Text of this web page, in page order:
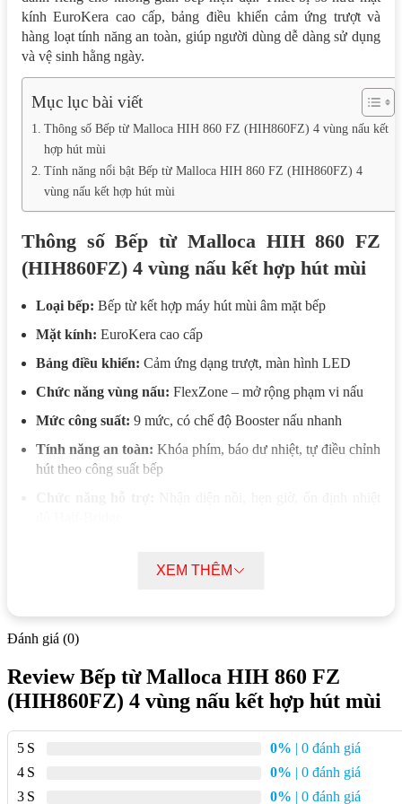
kính EuroKera cao cấp, bảng điều khiển cảm ứng trượt và
hàng loạt tính năng an toàn, giúp người dùng dễ dàng sử dụng
và vệ sinh hằng ngày.
Mục lục bài viết
Thông số Bếp từ Malloca HIH 860 FZ (HIH860FZ) 4 vùng nấu kết
hợp hút mùi
Tính năng nổi bật Bếp từ Malloca HIH 860 FZ (HIH860FZ) 4
vùng nấu kết hợp hút mùi
Thông số Bếp từ Malloca HIH 860 FZ
(HIH860FZ) 4 vùng nấu kết hợp hút mùi
Loại bếp: Bếp từ kết hợp máy hút mùi âm mặt bếp
Mặt kính: EuroKera cao cấp
Bảng điều khiển: Cảm ứng dạng trượt, màn hình LED
Chức năng vùng nấu: FlexZone – mở rộng phạm vi nấu
Mức công suất: 9 mức, có chế độ Booster nấu nhanh
Tính năng an toàn: Khóa phím, báo dư nhiệt, tự điều chỉnh
hút theo công suất bếp
750 m³/h
Lưới lọc:
ngoài
Công suất vùng nấu:3.3kW (Ø200×2) + 3.3kW (Ø200×2)
W860 x D520 x H230mm
XEM THÊM
Đánh giá (0)
Review Bếp từ Malloca HIH 860 FZ
(HIH860FZ) 4 vùng nấu kết hợp hút mùi
5 0% | 0 đánh giá
4
0% | 0 đánh giá
3
0% | 0 đánh giá